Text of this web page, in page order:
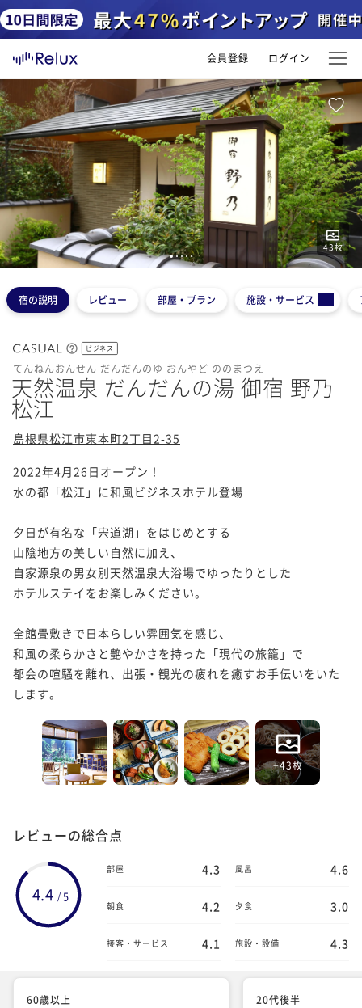
会員登録 ログイン
43枚
12345
宿の説明 レビュー 部屋・プラン 施設・サービス
ビジネス
てんねんおんせん だんだんのゆ おんやど ののまつえ
天然温泉 だんだんの湯 御宿 野乃
松江
島根県松江市東本町2丁目2-35
2022年4月26日オープン！
水の都「松江」に和風ビジネスホテル登場
夕日が有名な「宍道湖」をはじめとする
山陰地方の美しい自然に加え、
自家源泉の男女別天然温泉大浴場でゆったりとした
ホテルステイをお楽しみください。
全館畳敷きで日本らしい雰囲気を感じ、
和風の柔らかさと艶やかさを持った「現代の旅籠」で
都会の喧騒を離れ、出張・観光の疲れを癒すお手伝いをいた
します。
+43枚
レビューの総合点
4.4 /5
部屋 4.3 風呂 4.6
朝食 4.2 夕食 3.0
接客・サービス 4.1 施設・設備 4.3
60歳以上
20代後半